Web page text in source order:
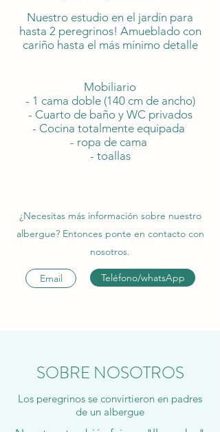
Nuestro estudio en el jardín para
hasta 2 peregrinos! Amueblado con
cariño hasta el más mínimo detalle
Mobiliario
- 1 cama doble (140 cm de ancho)
- Cuarto de baño y WC privados
- Cocina totalmente equipada
- ropa de cama
- toallas
¿Necesitas más información sobre nuestro
albergue? Entonces ponte en contacto con
nosotros.
Email Teléfono/whatsApp
SOBRE NOSOTROS
Los peregrinos se convirtieron en padres
de un albergue